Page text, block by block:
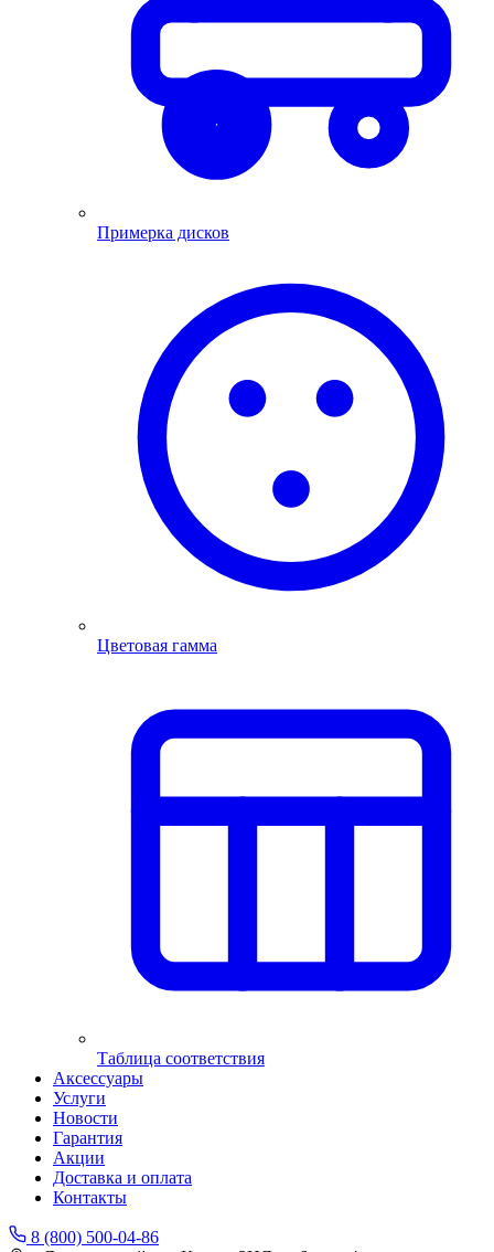
Примерка дисков
Цветовая гамма
Таблица соответствия
Аксессуары
Услуги
Новости
Гарантия
Акции
Доставка и оплата
Контакты
8 (800) 500-04-86